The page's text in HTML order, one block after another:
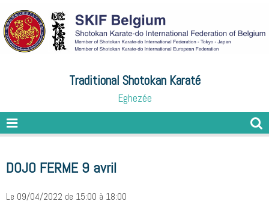
Traditional Shotokan Karaté
Eghezée
DOJO FERME 9 avril
Le 09/04/2022 de 15:00 à 18:00